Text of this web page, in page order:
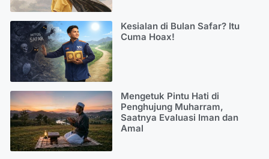
Kesialan di Bulan Safar? Itu
Cuma Hoax!
Mengetuk Pintu Hati di
Penghujung Muharram,
Saatnya Evaluasi Iman dan
Amal